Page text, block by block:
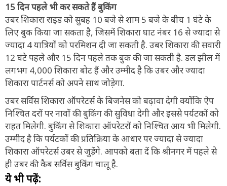
15 दिन पहले भी कर सकते हैं बुकिंग
उबर शिकारा राइड को सुबह 10 बजे से शाम 5 बजे के बीच 1 घंटे के
लिए बुक किया जा सकता है, जिसमें शिकारा घाट नंबर 16 से ज्यादा से
ज्यादा 4 यात्रियों को परमिशन दी जा सकती है. उबर शिकारा की सवारी
12 घंटे पहले और 15 दिन पहले तक बुक की जा सकती है. डल झील में
लगभग 4,000 शिकारा बोट हैं और उम्मीद है कि उबर और ज्यादा
शिकारा पार्टनर्स को अपने साथ जोड़ेगा.
उबर सर्विस शिकारा ऑपरेटर्स के बिजनेस को बढ़ावा देगी क्योंकि ऐप
निश्चित दरों पर नावों की बुकिंग की सुविधा देगी और इससे पर्यटकों को
राहत मिलेगी. बुकिंग से शिकारा ऑपरेटरों को निश्चित आय भी मिलेगी.
उम्मीद है कि पर्यटकों की प्रतिक्रिया के आधार पर ज्यादा से ज्यादा
शिकारा ऑपरेटर्स उबर से जुड़ेंगे. आपको बता दें कि श्रीनगर में पहले से
ही उबर की कैब सर्विस बुकिंग चालू है.
ये भी पढ़ें: